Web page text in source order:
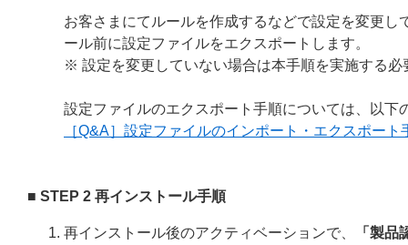
お客さまにてルールを作成するなどで設定を変更
ール前に設定ファイルをエクスポートします。
※ 設定を変更していない場合は本手順を実施する
設定ファイルのエクスポート手順については、以下
［Q&A］設定ファイルのインポート・エクスポート
■ STEP 2 再インストール手順
再インストール後のアクティベーションで、
「製品